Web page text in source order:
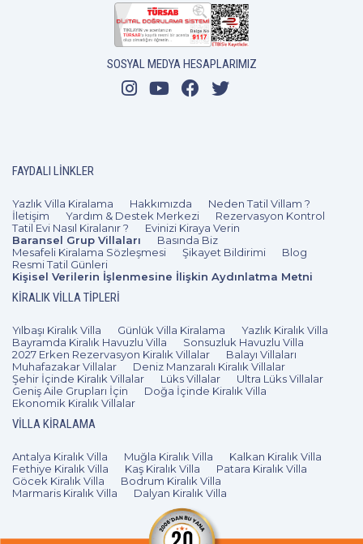
SOSYAL MEDYA HESAPLARIMIZ
FAYDALI LINKLER
Yazlık Villa Kiralama Hakkımızda
Neden Tatil Villam ?
İletişim
Yardım & Destek Merkezi
Rezervasyon Kontrol
Tatil Evi Nasıl Kiralanır ?
Evinizi Kiraya Verin
Baransel Grup Villaları
Basında Biz
Mesafeli Kiralama Sözleşmesi
Şikayet Bildirimi
Blog
Resmi Tatil Günleri
Kişisel Verilerin İşlenmesine İlişkin Aydınlatma Metni
KIRALIK VILLA TIPLERI
Yılbaşı Kiralık Villa Günlük Villa Kiralama
Yazlık Kiralık Villa
Bayramda Kiralık Havuzlu Villa
Sonsuzluk Havuzlu Villa
2027 Erken Rezervasyon Kiralık Villalar
Balayı Villaları
Muhafazakar Villalar
Deniz Manzaralı Kiralık Villalar
Şehir İçinde Kiralık Villalar
Lüks Villalar
Ultra Lüks Villalar
Geniş Aile Grupları İçin
Doğa İçinde Kiralık Villa
Ekonomik Kiralık Villalar
VILLA KIRALAMA
Antalya Kiralık Villa Muğla Kiralık Villa
Kalkan Kiralık Villa
Fethiye Kiralık Villa
Kaş Kiralık Villa
Patara Kiralık Villa
Göcek Kiralık Villa
Bodrum Kiralık Villa
Marmaris Kiralık Villa
Dalyan Kiralık Villa